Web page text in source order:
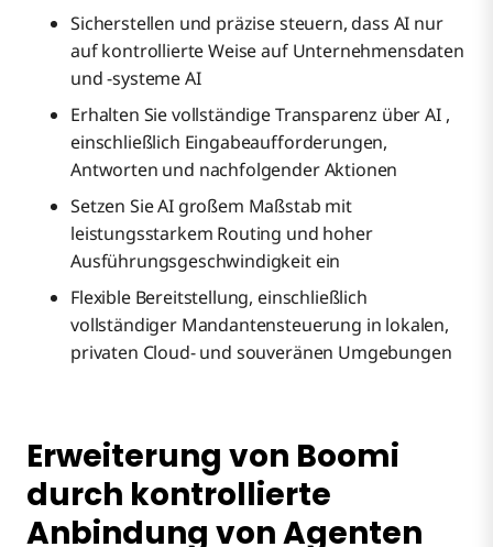
Sicherstellen und präzise steuern, dass AI nur
auf kontrollierte Weise auf Unternehmensdaten
und -systeme AI
Erhalten Sie vollständige Transparenz über AI ,
einschließlich Eingabeaufforderungen,
Antworten und nachfolgender Aktionen
Setzen Sie AI großem Maßstab mit
leistungsstarkem Routing und hoher
Ausführungsgeschwindigkeit ein
Flexible Bereitstellung, einschließlich
vollständiger Mandantensteuerung in lokalen,
privaten Cloud- und souveränen Umgebungen
Erweiterung von Boomi
durch kontrollierte
Anbindung von Agenten